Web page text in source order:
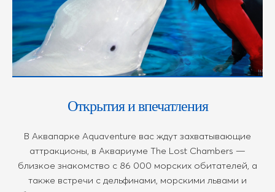
Открытия и впечатления
В Аквапарке Aquaventure вас ждут захватывающие
аттракционы, в Аквариуме The Lost Chambers —
близкое знакомство с 86 000 морских обитателей, а
также встречи с дельфинами, морскими львами и